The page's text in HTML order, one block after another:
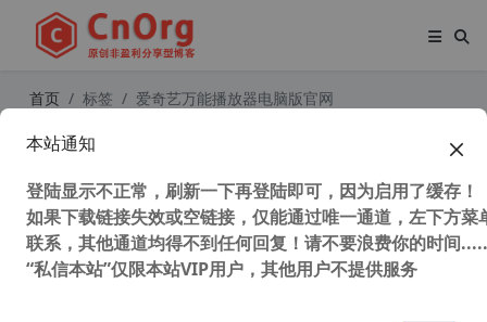
首页 标签 爱奇艺万能播放器电脑版官网
winxp版本
本站通知
登陆显示不正常，刷新一下再登陆即可，因为启用了缓存！
如果下载链接失效或空链接，仅能通过唯一通道，左下方菜
联系，其他通道均得不到任何回复！请不要浪费你的时间
“私信本站”仅限本站VIP用户，其他用户不提供服务